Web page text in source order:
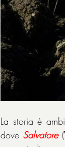
La storia è
dove Salvatore (